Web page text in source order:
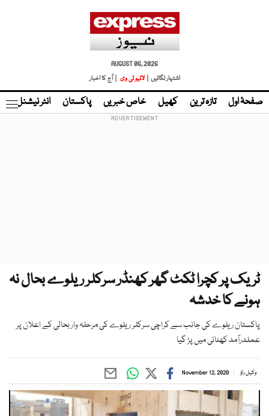
AUGUST 06, 2026
اشتہار لگائیں |
لائیو ٹی وی | آج کا اخبار
صفحۂ اول تازہ ترین کھیل خاص خبریں پاکستان انٹر نیشنل
ٹریک پر کچرا ٹکٹ گھر کھنڈر سرکلر ریلوے بحال نہ
ہونے کا خدشہ
پاکستان ریلوے کی جانب سے کراچی سرکلر ریلوے کی مرحلہ وار بحالی کے اعلان پر
عملدرآمد کھٹائی میں پڑ گیا
وکیل راؤ November 12, 2020